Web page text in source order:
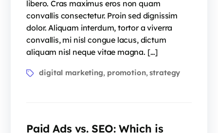
libero. Cras maximus eros non quam
convallis consectetur. Proin sed dignissim
dolor. Aliquam interdum, tortor a viverra
convallis, mi nisl congue lacus, dictum
aliquam nisl neque vitae magna. […]
digital marketing, promotion,strategy
Paid Ads vs. SEO: Which is